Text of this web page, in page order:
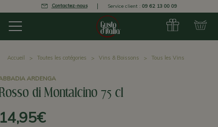
Contactez-nous Service client : 09 62 13 00 09
Accueil Toutes les catégories Vins & Boissons Tous les Vins
ARDENGA
di Montalcino 75 cl